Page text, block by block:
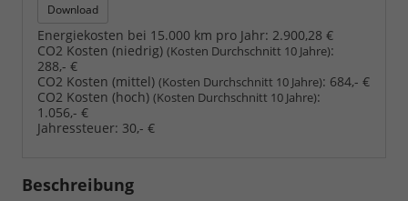
Download
Energiekosten bei 15.000 km pro Jahr: 2.900,28 €
CO2 Kosten (niedrig) (Kosten Durchschnitt 10 Jahre):
288,- €
CO2 Kosten (mittel) (Kosten Durchschnitt 10 Jahre): 684,- €
CO2 Kosten (hoch) (Kosten Durchschnitt 10 Jahre):
1.056,- €
Jahressteuer: 30,- €
Beschreibung